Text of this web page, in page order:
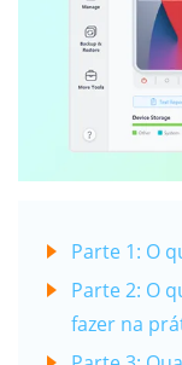
Parte 1: O
Parte 2: O
fazer na